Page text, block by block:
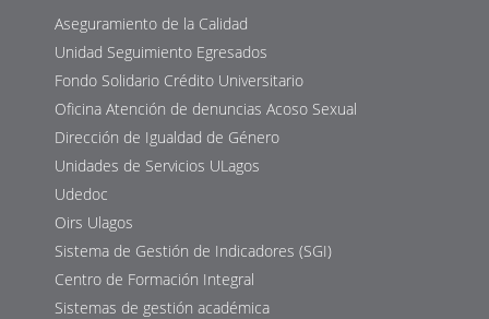
Aseguramiento de la Calidad
Unidad Seguimiento Egresados
Fondo Solidario Crédito Universitario
Oficina Atención de denuncias Acoso Sexual
Dirección de Igualdad de Género
Unidades de Servicios ULagos
Udedoc
Oirs Ulagos
Sistema de Gestión de Indicadores (SGI)
Centro de Formación Integral
Sistemas de gestión académica